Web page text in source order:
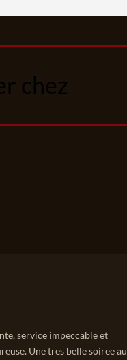
chez
service impeccable et
Une tres belle soiree au